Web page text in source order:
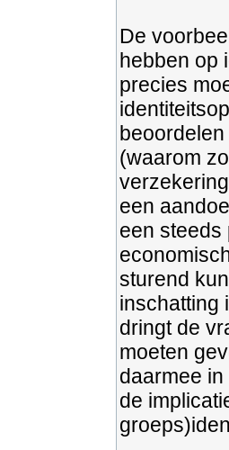
De
hebben op
precies
(waarom
een
een steeds
sturend
inschatting
dringt de
moeten
daarmee
de